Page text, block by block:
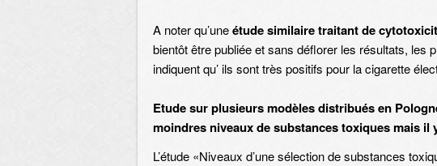
A noter qu’uneétude similaire traitant de
bientôt être publiée et sans déflorer les résultats, les
indiquent qu’ ils sont très positifs pour la cigarette
Etude sur plusieurs modèles distribués en
moindres niveaux de substances toxiques mais il
L’étude «Niveaux d’une sélection de substances